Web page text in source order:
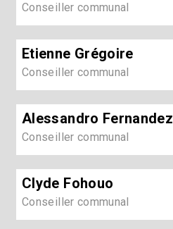
Conseiller communal
Etienne Grégoire
Conseiller communal
Alessandro Fernandez
Conseiller communal
Clyde Fohouo
Conseiller communal